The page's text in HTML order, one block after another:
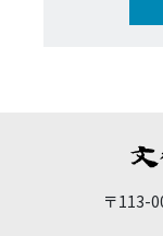
〒113-